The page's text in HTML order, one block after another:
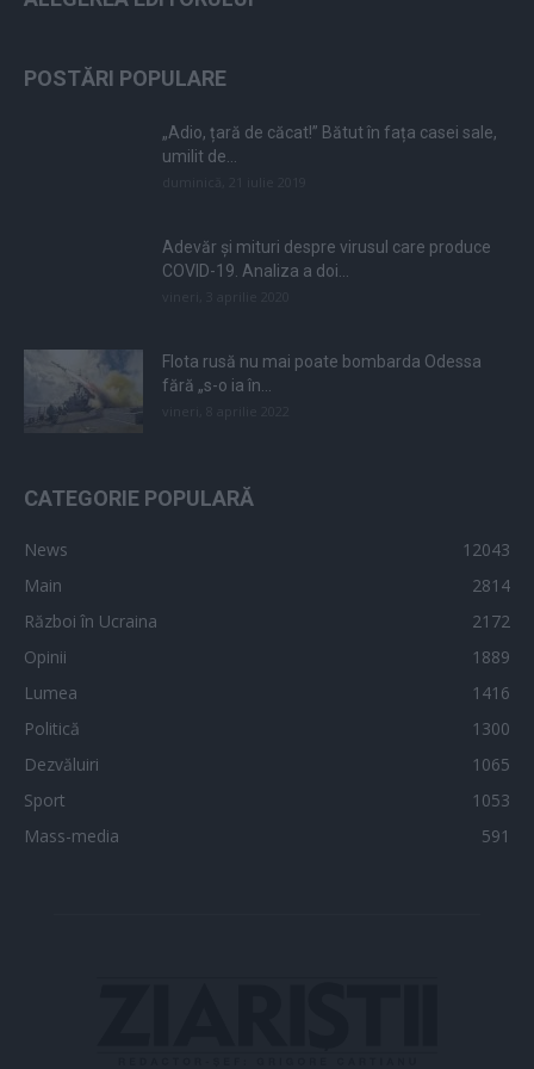
POSTĂRI POPULARE
„Adio, țară de căcat!” Bătut în fața casei sale,
umilit de...
Adevăr și mituri despre virusul care produce
COVID-19. Analiza a doi...
Flota rusă nu mai poate bombarda Odessa
fără „s-o ia în...
CATEGORIE POPULARĂ
News
12043
Main
2814
Război în Ucraina
2172
Opinii
1889
Lumea
1416
Politică
1300
Dezvăluiri
1065
Sport
1053
Mass-media
591